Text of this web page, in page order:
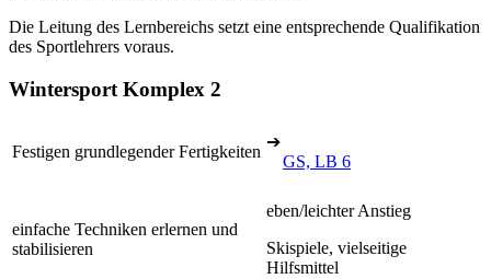
Die Leitung des Lernbereichs setzt eine entsprechende Qualifikation
des Sportlehrers voraus.
Wintersport Komplex 2
Festigen grundlegender Fertigkeiten
➔
GS, LB 6
einfache Techniken erlernen und
stabilisieren
eben/leichter Anstieg
Skispiele, vielseitige
Hilfsmittel